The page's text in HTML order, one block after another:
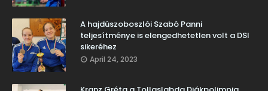
A hajdúszoboszlói Szabó Panni
teljesítménye is elengedhetetlen volt a DSI
sikeréhez
April 24, 2023